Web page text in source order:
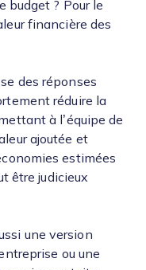
budget ? Pour le
financière des
des réponses
réduire la
à l’équipe de
ajoutée et
estimées
être judicieux
une version
ou une